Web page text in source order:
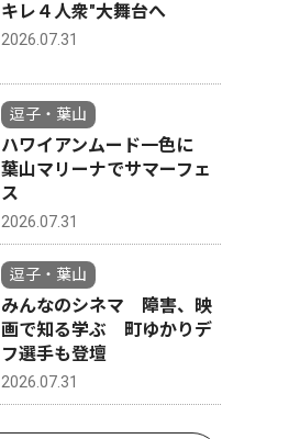
キレ４人衆"大舞台へ
2026.07.31
逗子・葉山
ハワイアンムード一色に
葉山マリーナでサマーフェ
ス
2026.07.31
逗子・葉山
みんなのシネマ 障害、映
画で知る学ぶ 町ゆかりデ
フ選手も登壇
2026.07.31